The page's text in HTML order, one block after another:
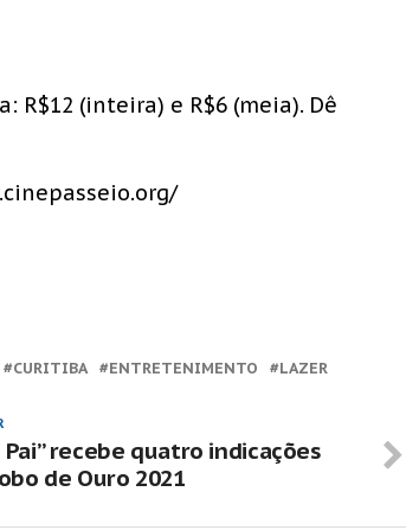
R$12 (inteira) e R$6 (meia). Dê
CURITIBA ENTRETENIMENTO LAZER
Pai” recebe quatro indicações
de Ouro 2021